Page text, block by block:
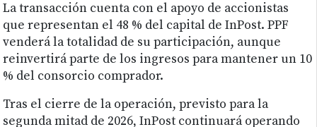
La transacción cuenta con el apoyo de accionistas
que representan el 48 % del capital de InPost. PPF
venderá la totalidad de su participación, aunque
reinvertirá parte de los ingresos para mantener un 10
% del consorcio comprador.
Tras el cierre de la operación, previsto para la
segunda mitad de 2026, InPost continuará operando